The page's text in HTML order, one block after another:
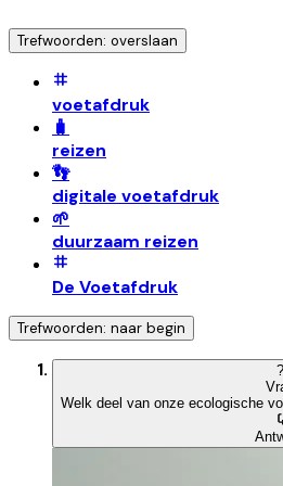
Trefwoorden: overslaan
voetafdruk
🧳
reizen
👣
digitale voetafdruk
🌱
duurzaam reizen
De Voetafdruk
Trefwoorden: naar begin
?
Welk deel van onze ecologische